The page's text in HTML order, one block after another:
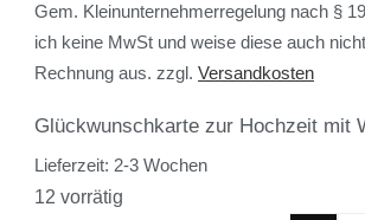
Gem. Kleinunternehmerregelung nach §
ich keine MwSt und weise diese auch
Rechnung aus. zzgl. Versandkosten
Glückwunschkarte zur Hochzeit mit
Lieferzeit: 2-3 Wochen
12 vorrätig